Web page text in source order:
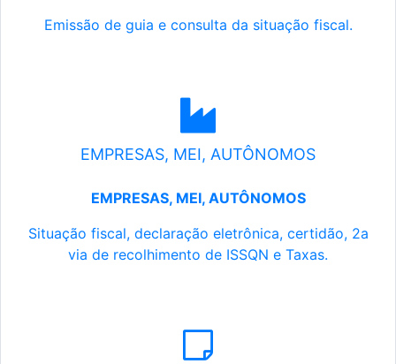
Emissão de guia e consulta da situação fiscal.
EMPRESAS, MEI, AUTÔNOMOS
EMPRESAS, MEI, AUTÔNOMOS
Situação fiscal, declaração eletrônica, certidão, 2a
via de recolhimento de ISSQN e Taxas.